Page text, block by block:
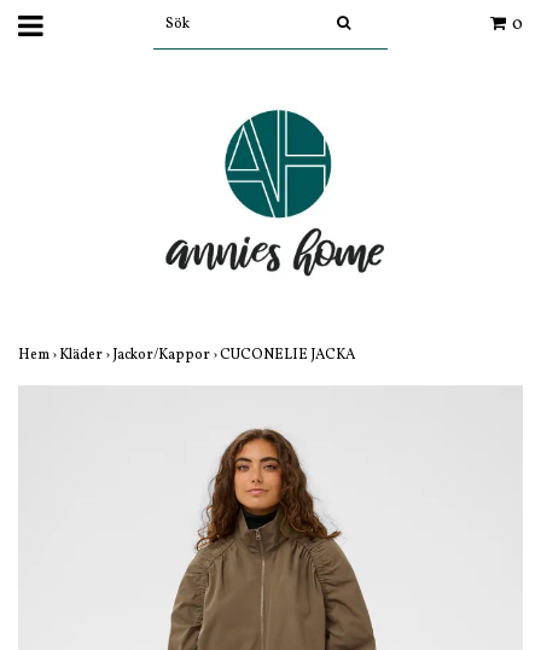
0
Hem›Kläder›Jackor/Kappor›CUCONELIE JACKA